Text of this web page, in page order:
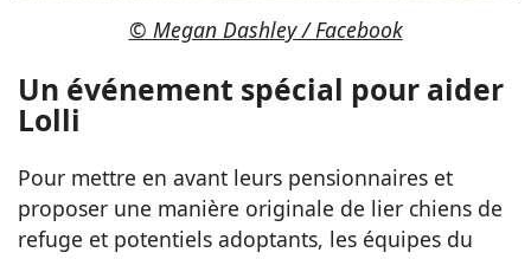
© Megan Dashley / Facebook
Un événement spécial pour aider
Lolli
Pour mettre en avant leurs pensionnaires et
proposer une manière originale de lier chiens de
refuge et potentiels adoptants, les équipes du